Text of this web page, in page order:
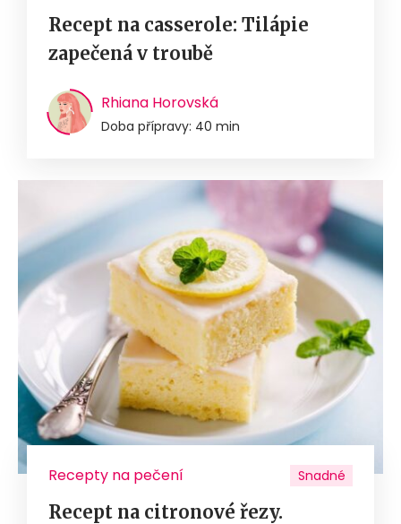
Recept na casserole: Tilápie
zapečená v troubě
Rhiana Horovská
Doba přípravy: 40 min
Recepty na pečení Snadné
Recept na citronové řezy.